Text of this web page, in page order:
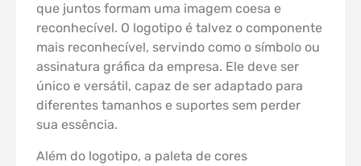
que juntos formam uma imagem coesa e
reconhecível. O logotipo é talvez o componente
mais reconhecível, servindo como o símbolo ou
assinatura gráfica da empresa. Ele deve ser
único e versátil, capaz de ser adaptado para
diferentes tamanhos e suportes sem perder
sua essência.
Além do logotipo, a paleta de cores